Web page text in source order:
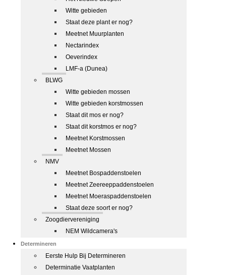
Witte gebieden
Staat deze plant er nog?
Meetnet Muurplanten
Nectarindex
Oeverindex
LMF-a (Dunea)
BLWG
Witte gebieden mossen
Witte gebieden korstmossen
Staat dit mos er nog?
Staat dit korstmos er nog?
Meetnet Korstmossen
Meetnet Mossen
NMV
Meetnet Bospaddenstoelen
Meetnet Zeereeppaddenstoelen
Meetnet Moeraspaddenstoelen
Staat deze soort er nog?
Zoogdiervereniging
NEM Wildcamera's
Determineren
Eerste Hulp Bij Determineren
Determinatie Vaatplanten